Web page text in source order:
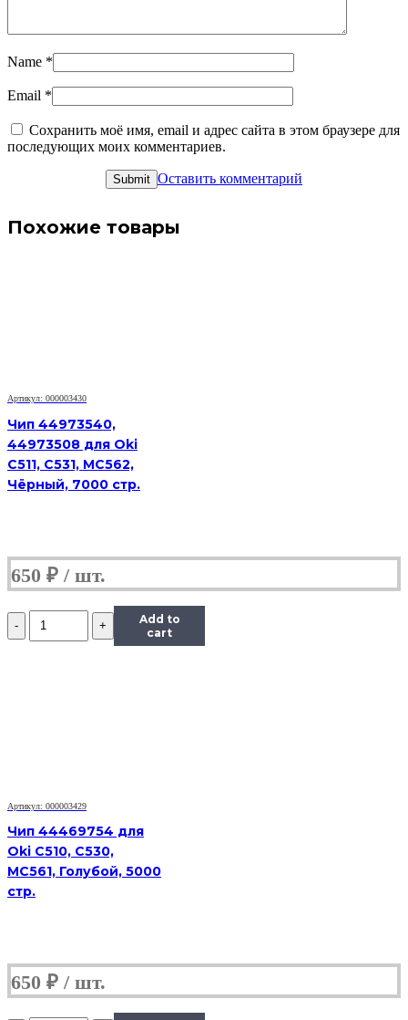
Name *
Email *
Сохранить моё имя, email и адрес сайта в этом браузере для
последующих моих комментариев.
Оставить комментарий
Похожие товары
Артикул: 000003430
Чип 44973540,
44973508 для Oki
C511, C531, MC562,
Чёрный, 7000 стр.
650 ₽
Количество
Чип
Add to
cart
Артикул: 000003429
Чип 44469754 для
Oki C510, C530,
MC561, Голубой, 5000
стр.
650 ₽